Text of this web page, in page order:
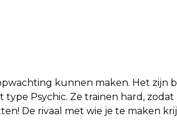
kunnen maken. Het zijn
Psychic. Ze trainen hard, zodat
De rivaal met wie je te maken